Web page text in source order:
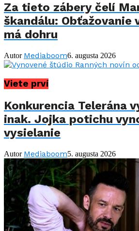
Za tieto zábery čelí
škandálu: Obťažovanie
má dohru
Autor Mediaboom6. augusta 2026
Viete prví
Konkurencia Telerána
inak. Jojka potichu
vysielanie
Autor Mediaboom5. augusta 2026